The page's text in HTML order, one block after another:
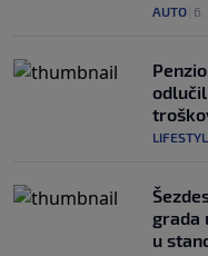
AUTO 6.
grada
u